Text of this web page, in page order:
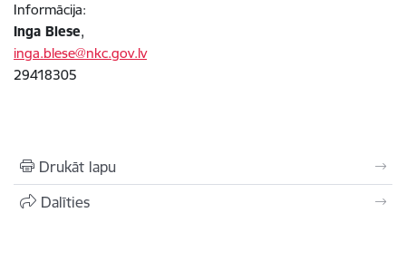
Informācija:
Inga Blese,
inga.blese@nkc.gov.lv
29418305
Drukāt lapu
Dalīties